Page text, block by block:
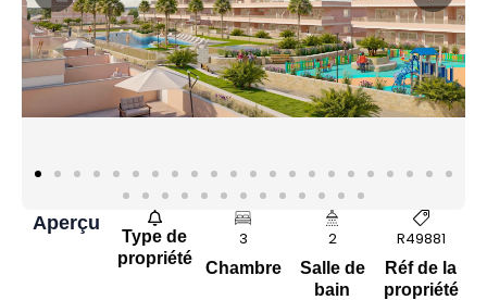
Aperçu
Type de
propriété
3
Chambre
2
Salle de
bain
R49881
Réf de la
propriété